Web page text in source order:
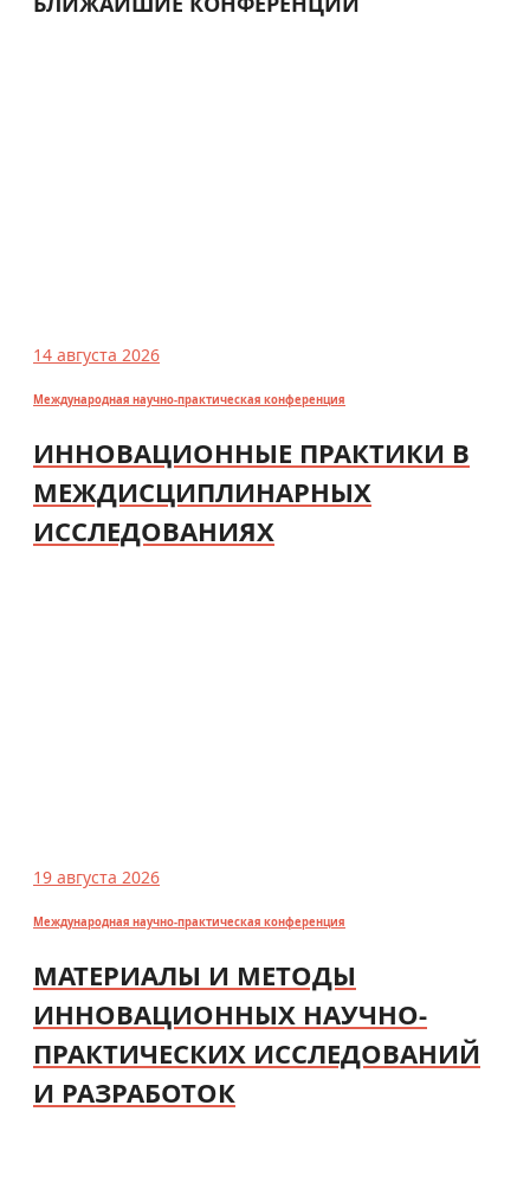
14 августа 2026
Международная научно-практическая конференция
ИННОВАЦИОННЫЕ ПРАКТИКИ В
МЕЖДИСЦИПЛИНАРНЫХ
ИССЛЕДОВАНИЯХ
19 августа 2026
Международная научно-практическая конференция
МАТЕРИАЛЫ И МЕТОДЫ
ИННОВАЦИОННЫХ НАУЧНО-
ПРАКТИЧЕСКИХ ИССЛЕДОВАНИЙ
И РАЗРАБОТОК